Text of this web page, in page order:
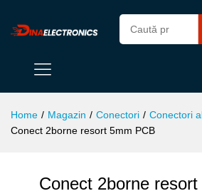
Home / Magazin / Conectori / Conectori
Conect 2borne resort 5mm PCB
Conect 2borne